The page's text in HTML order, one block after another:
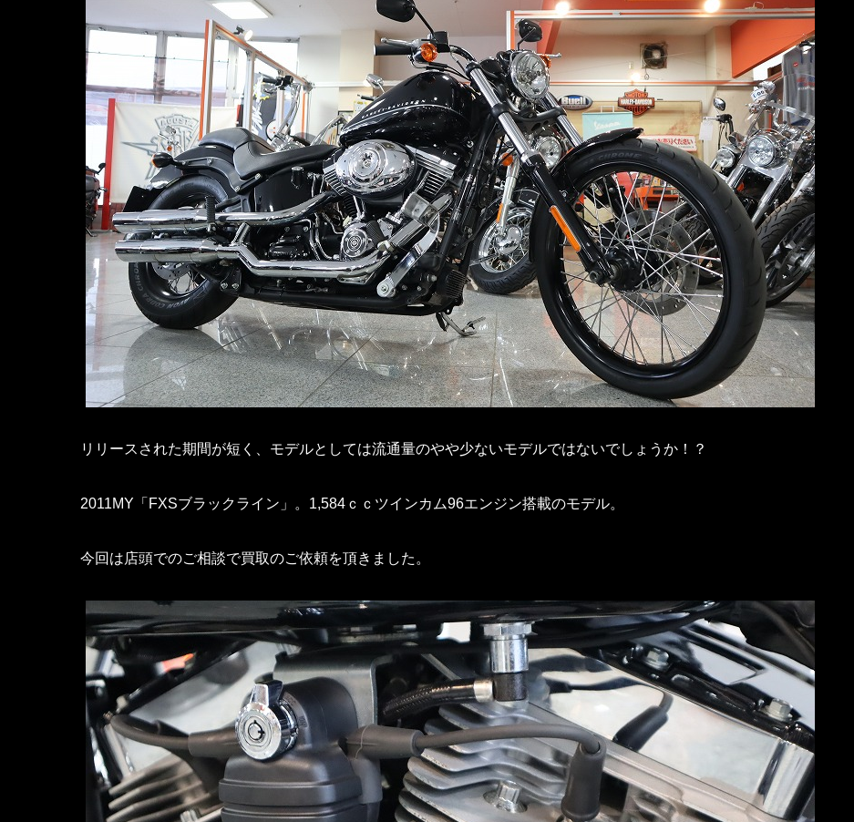
リリースされた期間が短く、モデルとしては流通量のやや少ないモデルではないでしょうか！？
2011MY「FXSブラックライン」。1,584ｃｃツインカム96エンジン搭載のモデル。
今回は店頭でのご相談で買取のご依頼を頂きました。